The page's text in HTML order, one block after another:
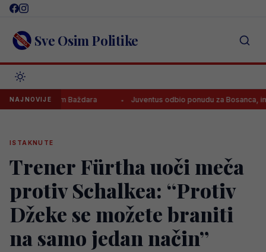
Skip
content Sve Osim Politike
NAJNOVIJEBaždara Juventus odbio ponudu za Bosanca, imaju
ISTAKNUTE
Trener Fürtha uoči meča
protiv Schalkea: “Protiv
Džeke se možete braniti
na samo jedan način”